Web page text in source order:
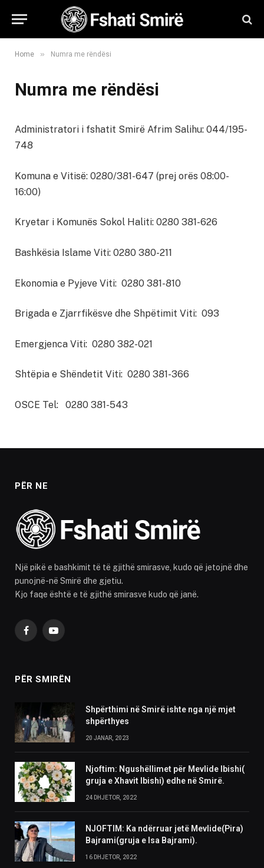
Home » Numra me rëndësi
Numra me rëndësi
Administratori i fshatit Smirë Afrim Salihu: 044/195-
748
Komuna e Vitisë: 0280/381-647 (prej orës 08:00-
16:00)
Kryetar i Komunës Sokol Haliti: 0280 381-626
Bashkësia Islame Viti: 0280 380-211
Ekonomia e Pyjeve Viti: 0280 381-810
Brigada e Zjarrfikësve dhe Shpëtimit Viti: 093
Emergjenca Viti: 0280 382-021
Shtëpia e Shëndetit Viti: 0280 381-366
OSCE Tel: 0280 381-543
PËR NE
Një pikë e bashkimit të të gjithë smirasve, kudo që jetojnë dhe
punojnë-në Smirë dhe gjetiu.
Kjo faqe është e të gjithë smirasve kudo që janë.
FacebookYouTube
PËR SMIRËN
Shpërthimi në Smirë ishte nga një mjet
shpërthyes
20 JANAR, 2023
Njoftim: Ngushëllimet për Mevlide Ibishi(
gruja e Xhavit Ibishi) edhe në Smirë.
24 DHJETOR, 2022
NJOFTIM: Ka ndërruar jetë Mevlide(Pira)
Bajrami(gruja e Isa Bajrami).
16 DHJETOR, 2022